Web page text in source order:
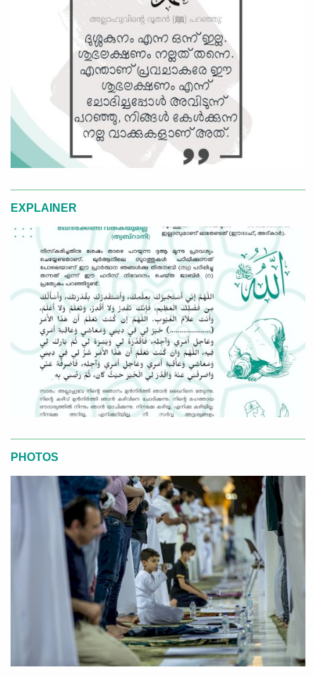
EXPLAINER
PHOTOS